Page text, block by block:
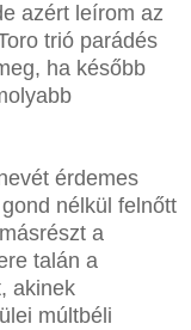
azért leírom az
trió parádés
ha később
érdemes
nélkül felnőtt
a
talán a
akinek
múltbéli